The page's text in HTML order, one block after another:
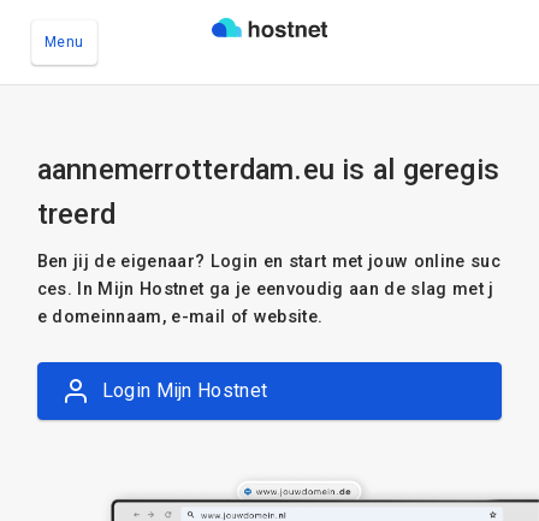
Menu
aannemerrotterdam.eu is al geregis
treerd
Ben jij de eigenaar? Login en start met jouw online suc
ces. In Mijn Hostnet ga je eenvoudig aan de slag met j
e domeinnaam, e-mail of website.
Login Mijn Hostnet